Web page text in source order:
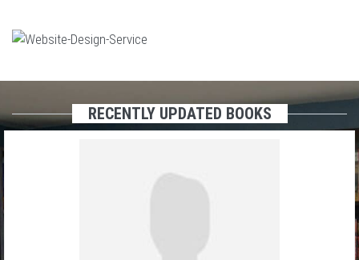
RECENTLY UPDATED BOOKS